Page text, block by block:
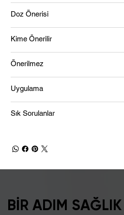
Doz Önerisi
Kime Önerilir
Önerilmez
Uygulama
Sık Sorulanlar
BİR ADIM SAĞLIK